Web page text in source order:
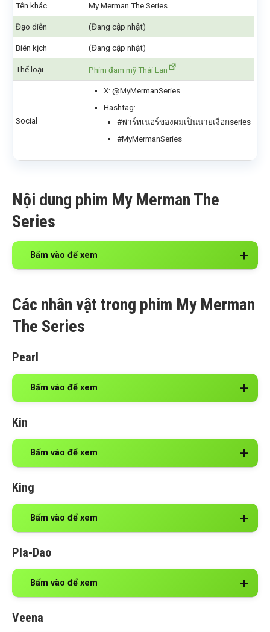
Tên khác My Merman The Series
Đạo diễn (Đang cập nhật)
Biên kịch (Đang cập nhật)
Thể loại Phim đam mỹ Thái Lan
Social
X: @MyMermanSeries
Hashtag:
#พาร์ทเนอร์ของผมเป็นนายเงือกseries
#MyMermanSeries
Nội dung phim My Merman The
Series
Bấm vào để xem
Các nhân vật trong phim My Merman
The Series
Pearl
Bấm vào để xem
Kin
Bấm vào để xem
King
Bấm vào để xem
Pla-Dao
Bấm vào để xem
Veena